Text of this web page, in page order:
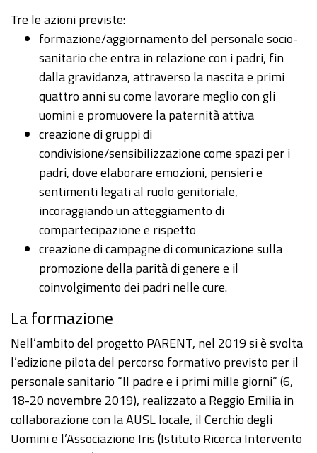
Tre le azioni previste:
formazione/aggiornamento del personale socio-
sanitario che entra in relazione con i padri, fin
dalla gravidanza, attraverso la nascita e primi
quattro anni su come lavorare meglio con gli
uomini e promuovere la paternità attiva
creazione di gruppi di
condivisione/sensibilizzazione come spazi per i
padri, dove elaborare emozioni, pensieri e
sentimenti legati al ruolo genitoriale,
incoraggiando un atteggiamento di
compartecipazione e rispetto
creazione di campagne di comunicazione sulla
promozione della parità di genere e il
coinvolgimento dei padri nelle cure.
La formazione
Nell’ambito del progetto PARENT, nel 2019 si è svolta
l’edizione pilota del percorso formativo previsto per il
personale sanitario “Il padre e i primi mille giorni” (6,
18-20 novembre 2019), realizzato a Reggio Emilia in
collaborazione con la AUSL locale, il Cerchio degli
Uomini e l’Associazione Iris (Istituto Ricerca Intervento